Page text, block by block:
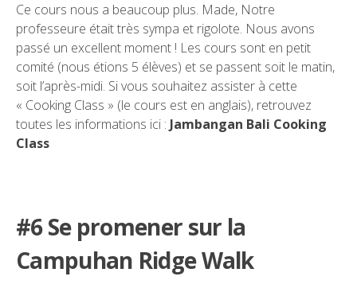
Ce cours nous a beaucoup plus. Made, Notre
professeure était très sympa et rigolote. Nous avons
passé un excellent moment ! Les cours sont en petit
comité (nous étions 5 élèves) et se passent soit le matin,
soit l’après-midi. Si vous souhaitez assister à cette
« Cooking Class » (le cours est en anglais), retrouvez
toutes les informations ici : Jambangan Bali Cooking
Class
#6 Se promener sur la
Campuhan Ridge Walk